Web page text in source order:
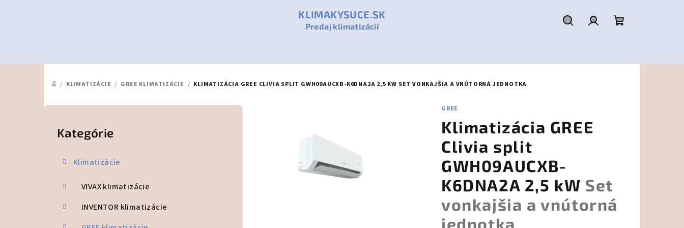
KLIMAKYSUCE.SK
Predaj klimatizácií
košík
DOMOV
/ KLIMATIZÁCIE / GREE KLIMATIZÁCIE / KLIMATIZÁCIA GREE CLIVIA SPLIT GWH09AUCXB-K6DNA2A 2,5 KW SET VONKAJŠIA A VNÚTORNÁ JEDNOTKA
B
Preskočiť
kategórie
Kategórie
Klimatizácie
VIVAX klimatizácie
INVENTOR klimatizácie
GREE
Klimatizácia GREE
Clivia split
GWH09AUCXB-
K6DNA2A 2,5 kW Set
vonkajšia a vnútorná
jednotka